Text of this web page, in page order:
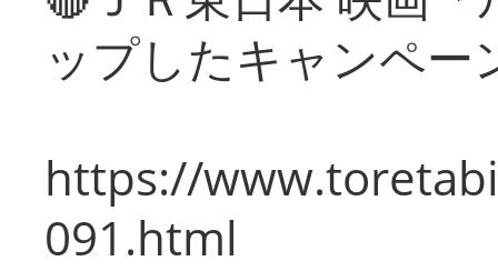
ップしたキャンペー
https://
091.html